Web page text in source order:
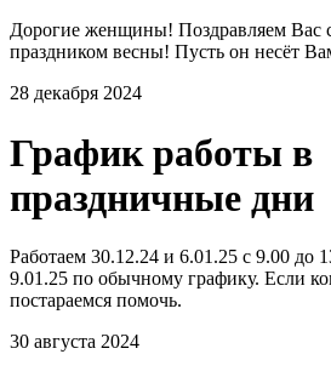
Дорогие женщины! Поздравляем Вас
праздником весны! Пусть он несёт
28 декабря 2024
График работы в
праздничные дни
Работаем 30.12.24 и 6.01.25 с 9.00 до
9.01.25 по обычному графику. Если
постараемся помочь.
30 августа 2024